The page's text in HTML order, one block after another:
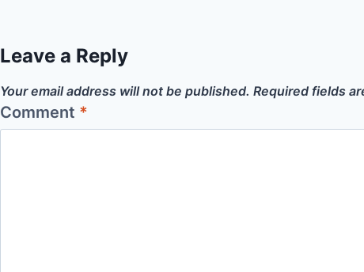
Leave a Reply
Your email address will not be published. Required fields
Comment *